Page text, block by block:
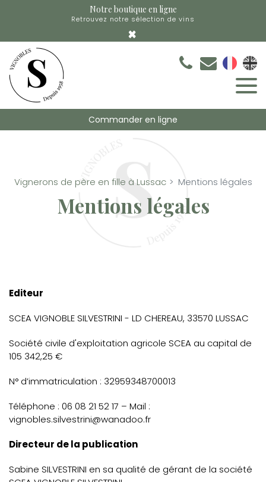
Notre boutique en ligne
Retrouvez notre sélection de vins
×
Commander en ligne
Vignerons de père en fille à Lussac Mentions légales
Mentions légales
Editeur
SCEA VIGNOBLE SILVESTRINI - LD CHEREAU, 33570 LUSSAC
Société civile d'exploitation agricole SCEA au capital de
105 342,25 €
N° d’immatriculation : 32959348700013
Téléphone : 06 08 21 52 17 – Mail :
vignobles.silvestrini@wanadoo.fr
Directeur de la publication
Sabine SILVESTRINI en sa qualité de gérant de la société
Panneau de gestion des cookies